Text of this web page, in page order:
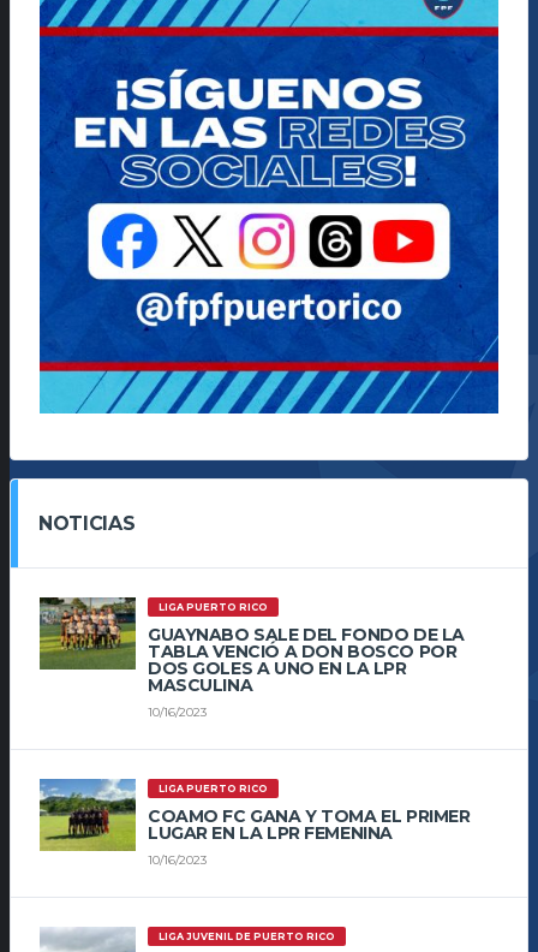
NOTICIAS
LIGA PUERTO RICO
GUAYNABO SALE DEL FONDO DE LA
TABLA VENCIÓ A DON BOSCO POR
DOS GOLES A UNO EN LA LPR
MASCULINA
10/16/2023
LIGA PUERTO RICO
COAMO FC GANA Y TOMA EL PRIMER
LUGAR EN LA LPR FEMENINA
10/16/2023
LIGA JUVENIL DE PUERTO RICO